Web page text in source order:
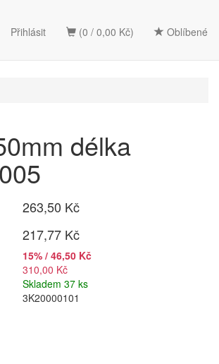
(0 / 0,00 Kč) Oblíbené
Přihlásit
délka
263,50 Kč
217,77 Kč
15% / 46,50 Kč
310,00 Kč
Skladem 37 ks
3K20000101